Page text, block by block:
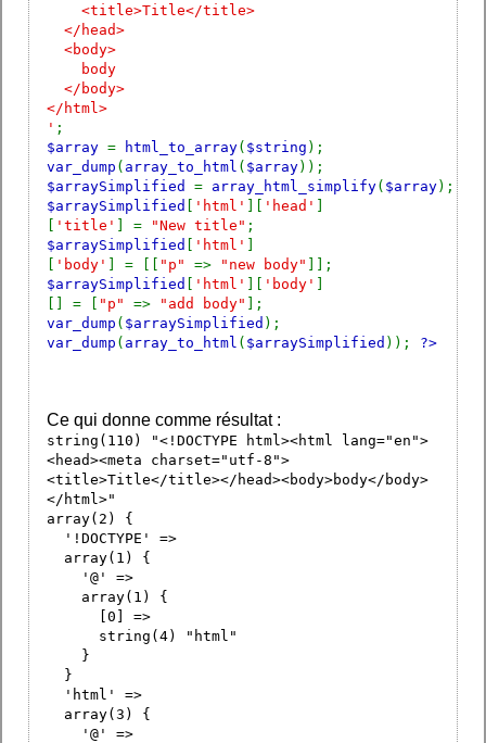
<title>Title</title>
</head>
<body>
body
</body>
</html>
' ;
$array = html_to_array( $string );
var_dump ( array_to_html ( $array));
$arraySimplified = array_html_simplify( $array);
$arraySimplified [ 'html' ][ 'head' ]
[ 'title' ] = "New title" ;
$arraySimplified [ 'html' ]
[ 'body' ] = [[ "p" => "new body" ]];
$arraySimplified [ 'html' ][ 'body' ]
[] = [ "p" => "add body" ];
var_dump ( $arraySimplified );
var_dump ( array_to_html ( $arraySimplified )); ?>
Ce qui donne comme résultat :
string(110) "<!DOCTYPE html><html lang="en">
<head><meta charset="utf-8">
<title>Title</title></head><body>body</body>
</html>"
array(2) {
'!DOCTYPE' =>
array(1) {
'@' =>
array(1) {
[0] =>
string(4) "html"
}
}
'html' =>
array(3) {
'@' =>